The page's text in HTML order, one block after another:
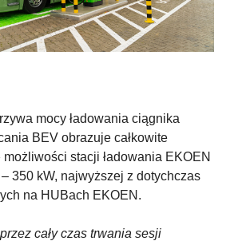
mocy ładowania ciągnika
BEV obrazuje całkowite
stacji ładowania EKOEN
350 kW, najwyższej z dotychczas
na HUBach EKOEN.
cały czas trwania sesji